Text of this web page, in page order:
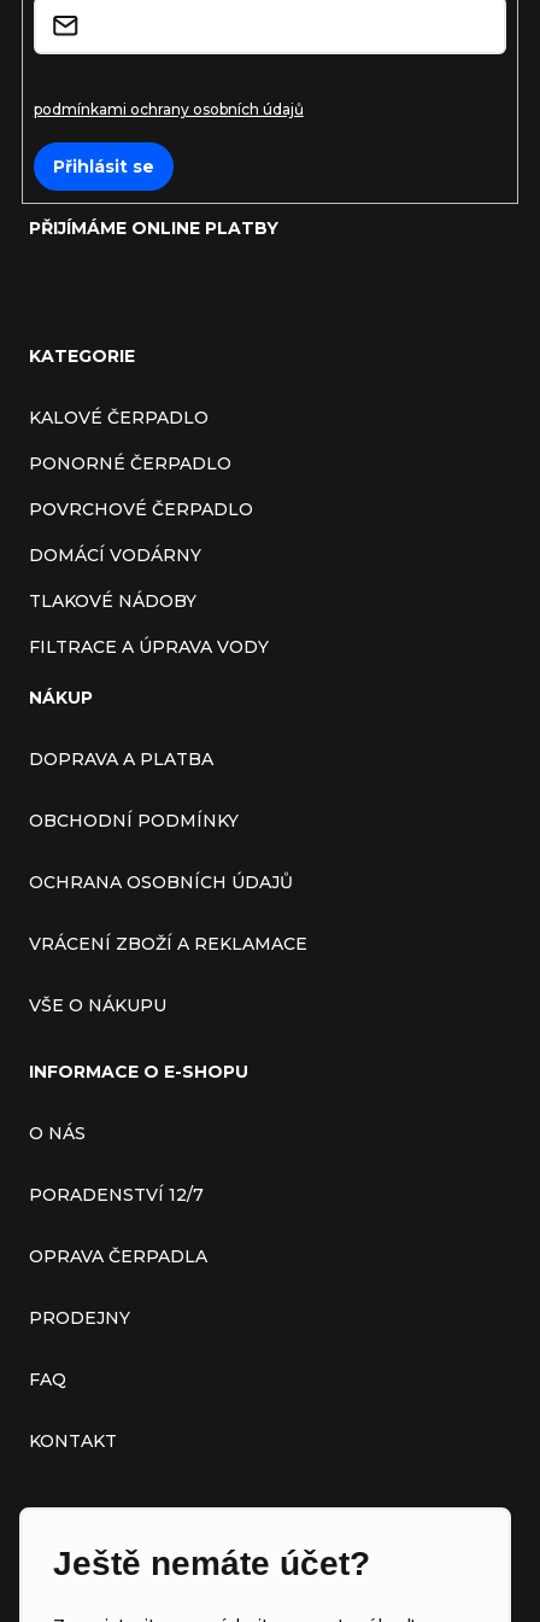
podmínkami ochrany osobních údajů
Přihlásit se
PŘIJÍMÁME ONLINE PLATBY
KATEGORIE
KALOVÉ ČERPADLO
PONORNÉ ČERPADLO
POVRCHOVÉ ČERPADLO
DOMÁCÍ VODÁRNY
TLAKOVÉ NÁDOBY
FILTRACE A ÚPRAVA VODY
NÁKUP
DOPRAVA A PLATBA
OBCHODNÍ PODMÍNKY
OCHRANA OSOBNÍCH ÚDAJŮ
VRÁCENÍ ZBOŽÍ A REKLAMACE
VŠE O NÁKUPU
INFORMACE O E-SHOPU
O NÁS
PORADENSTVÍ 12/7
OPRAVA ČERPADLA
PRODEJNY
FAQ
KONTAKT
Ještě nemáte účet?